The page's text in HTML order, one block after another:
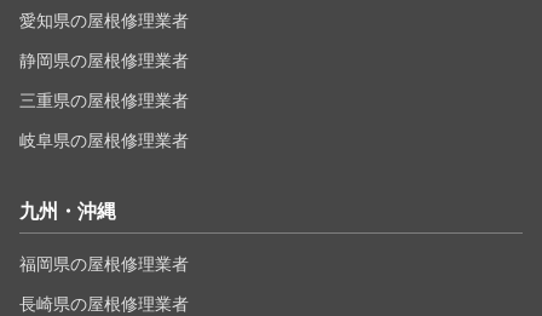
愛知県の屋根修理業者
静岡県の屋根修理業者
三重県の屋根修理業者
岐阜県の屋根修理業者
九州・沖縄
福岡県の屋根修理業者
長崎県の屋根修理業者